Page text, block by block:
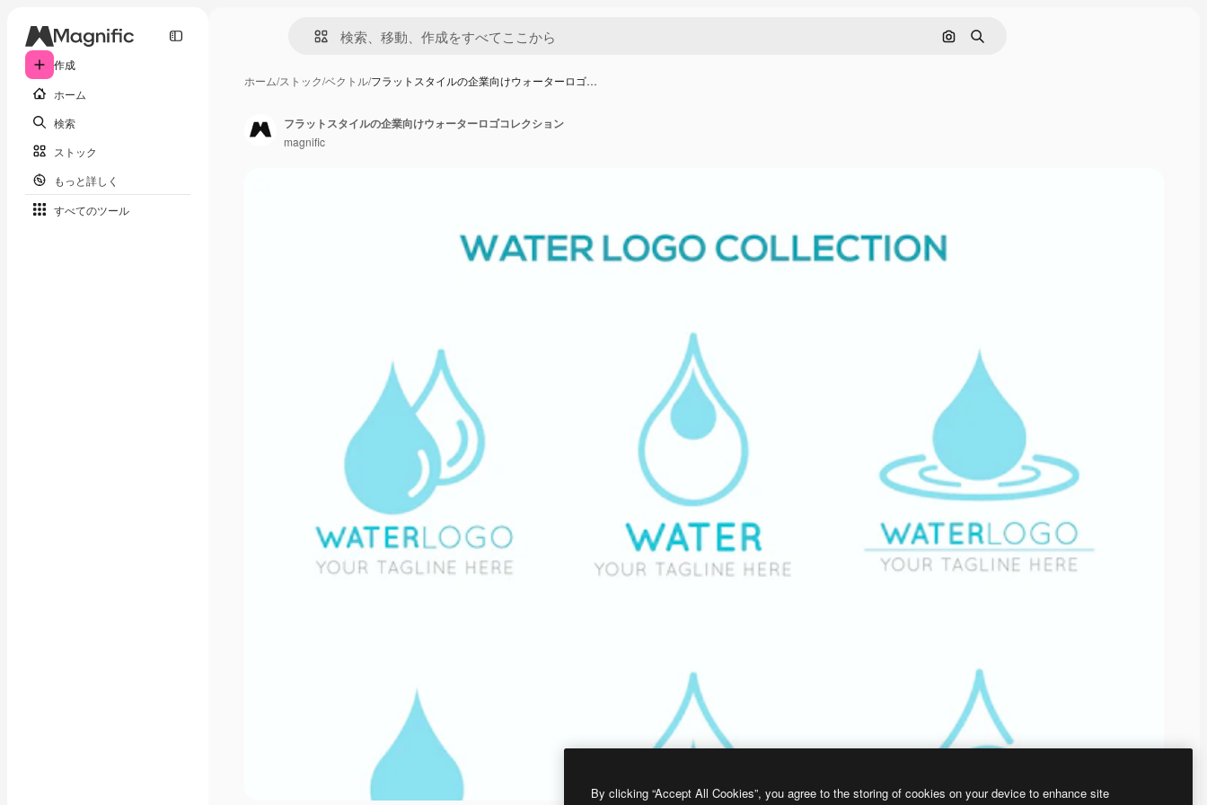
作成
ホーム
検索
ストック
もっと詳しく
すべてのツール
画像で検索
検索
ホーム/ストック/ベクトル/フラットスタイルの企業向けウォーターロゴ…
フラットスタイルの企業向けウォーターロゴコレクション
magnific
By clicking “Accept All Cookies”, you agree to the storing of cookies on your device to enhance site